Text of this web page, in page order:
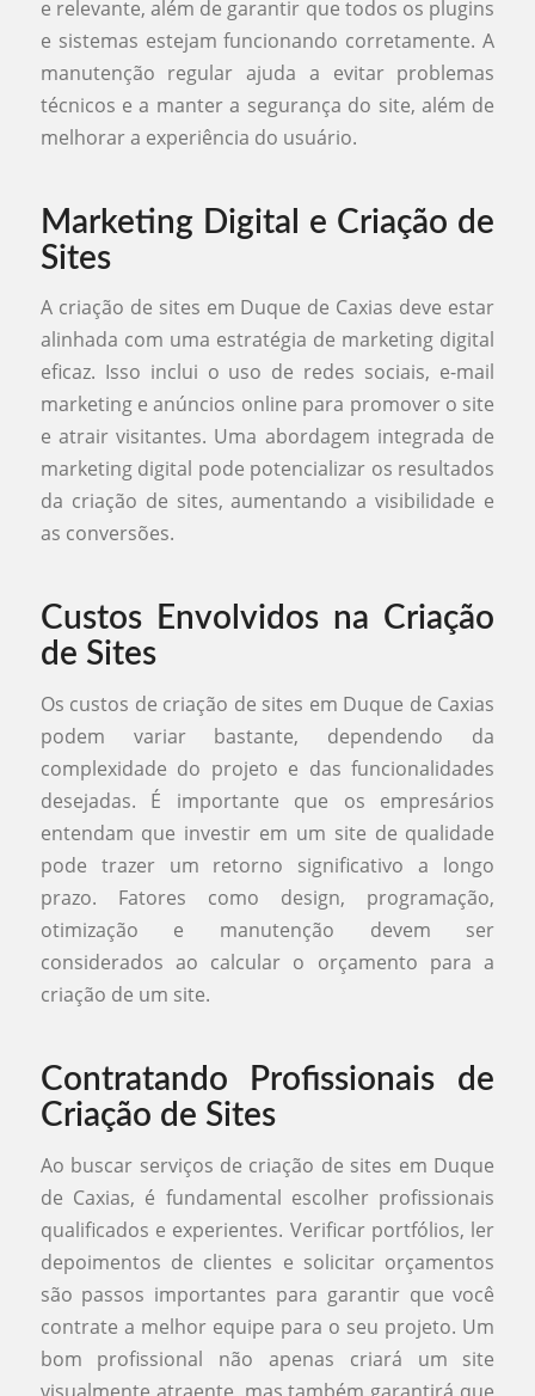
e relevante, além de garantir que todos os plugins
e sistemas estejam funcionando corretamente. A
manutenção regular ajuda a evitar problemas
técnicos e a manter a segurança do site, além de
melhorar a experiência do usuário.
Marketing Digital e Criação de
Sites
A criação de sites em Duque de Caxias deve estar
alinhada com uma estratégia de marketing digital
eficaz. Isso inclui o uso de redes sociais, e-mail
marketing e anúncios online para promover o site
e atrair visitantes. Uma abordagem integrada de
marketing digital pode potencializar os resultados
da criação de sites, aumentando a visibilidade e
as conversões.
Custos Envolvidos na Criação
de Sites
Os custos de criação de sites em Duque de Caxias
podem variar bastante, dependendo da
complexidade do projeto e das funcionalidades
desejadas. É importante que os empresários
entendam que investir em um site de qualidade
pode trazer um retorno significativo a longo
prazo. Fatores como design, programação,
otimização e manutenção devem ser
considerados ao calcular o orçamento para a
criação de um site.
Contratando Profissionais de
Criação de Sites
Ao buscar serviços de criação de sites em Duque
de Caxias, é fundamental escolher profissionais
qualificados e experientes. Verificar portfólios, ler
depoimentos de clientes e solicitar orçamentos
são passos importantes para garantir que você
contrate a melhor equipe para o seu projeto. Um
bom profissional não apenas criará um site